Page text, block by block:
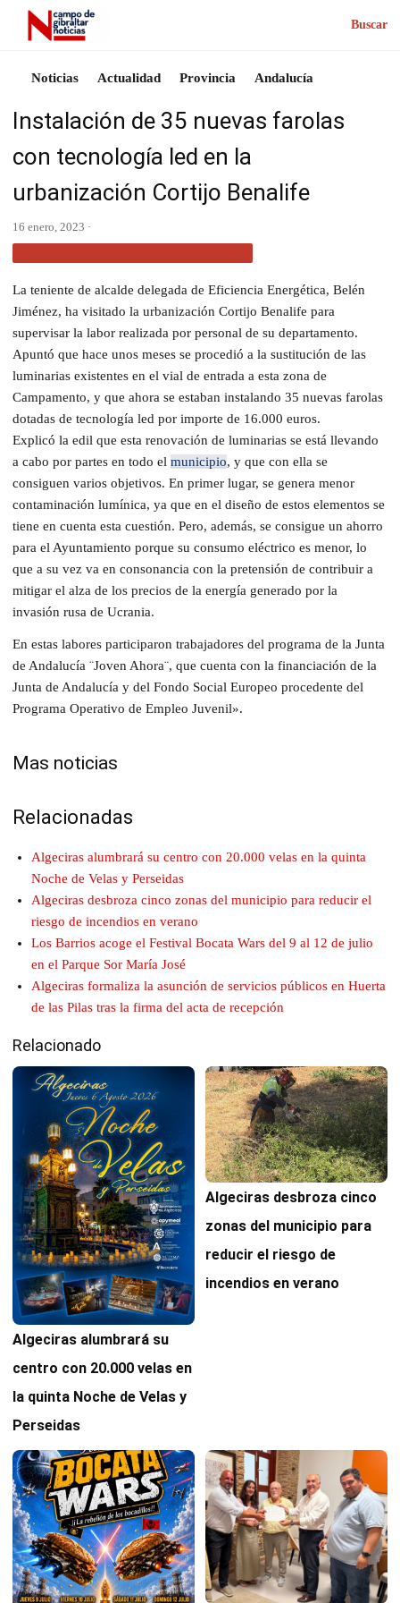
Buscar
Noticias Actualidad Provincia Andalucía
Instalación de 35 nuevas farolas
con tecnología led en la
urbanización Cortijo Benalife
16 enero, 2023 ·
La teniente de alcalde delegada de Eficiencia Energética, Belén
Jiménez, ha visitado la urbanización Cortijo Benalife para
supervisar la labor realizada por personal de su departamento.
Apuntó que hace unos meses se procedió a la sustitución de las
luminarias existentes en el vial de entrada a esta zona de
Campamento, y que ahora se estaban instalando 35 nuevas farolas
dotadas de tecnología led por importe de 16.000 euros.
Explicó la edil que esta renovación de luminarias se está llevando
a cabo por partes en todo el municipio, y que con ella se
consiguen varios objetivos. En primer lugar, se genera menor
contaminación lumínica, ya que en el diseño de estos elementos se
tiene en cuenta esta cuestión. Pero, además, se consigue un ahorro
para el Ayuntamiento porque su consumo eléctrico es menor, lo
que a su vez va en consonancia con la pretensión de contribuir a
mitigar el alza de los precios de la energía generado por la
invasión rusa de Ucrania.
En estas labores participaron trabajadores del programa de la Junta
de Andalucía ¨Joven Ahora¨, que cuenta con la financiación de la
Junta de Andalucía y del Fondo Social Europeo procedente del
Programa Operativo de Empleo Juvenil».
Mas noticias
Relacionadas
Algeciras alumbrará su centro con 20.000 velas en la quinta
Noche de Velas y Perseidas
Algeciras desbroza cinco zonas del municipio para reducir el
riesgo de incendios en verano
Los Barrios acoge el Festival Bocata Wars del 9 al 12 de julio
en el Parque Sor María José
Algeciras formaliza la asunción de servicios públicos en Huerta
de las Pilas tras la firma del acta de recepción
Relacionado
Algeciras alumbrará su
centro con 20.000 velas en
la quinta Noche de Velas y
Perseidas
Algeciras desbroza cinco
zonas del municipio para
reducir el riesgo de
incendios en verano